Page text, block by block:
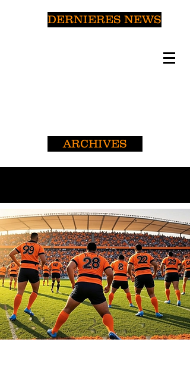
DERNIERES NEWS
ARCHIVES